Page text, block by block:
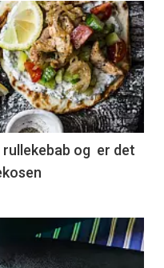
rullekebab og er det